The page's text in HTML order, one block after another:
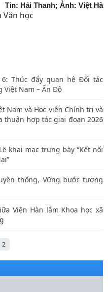
Tin: Hải Thanh; Ảnh: Việt Hà
Văn học
6: Thúc đẩy quan hệ Đối tác
Việt Nam – Ấn Độ
Nam và Học viện Chính trị và
thuận hợp tác giai đoạn 2026
khai mạc trưng bày “Kết nối
thống, Vững bước tương
Viện Hàn lâm Khoa học xã
2